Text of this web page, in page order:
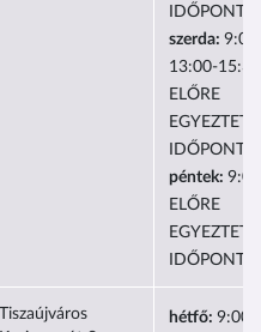
szerda:
13:00-15:30
ELŐRE
péntek:
ELŐRE
Tiszaújváros
hétfő: 9:00-